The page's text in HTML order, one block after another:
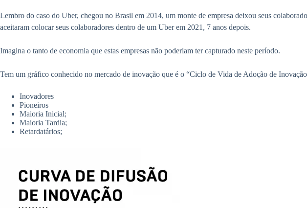
Lembro do caso do Uber, chegou no Brasil em 2014, um monte de empresa deixou seus
aceitaram colocar seus colaboradores dentro de um Uber em 2021, 7 anos depois.
Imagina o tanto de economia que estas empresas não poderiam ter capturado neste período.
Tem um gráfico conhecido no mercado de inovação que é o “Ciclo de Vida de Adoção de
Inovadores
Pioneiros
Maioria Inicial;
Maioria Tardia;
Retardatários;